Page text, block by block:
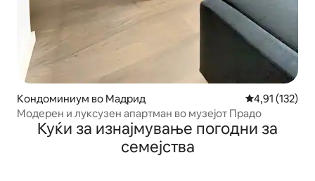
Кондоминиум во Мадрид Просечна
4,91 (132)
Модерен и луксузен апартман во музејот Прадо
Куќи за изнајмување погодни за
семејства